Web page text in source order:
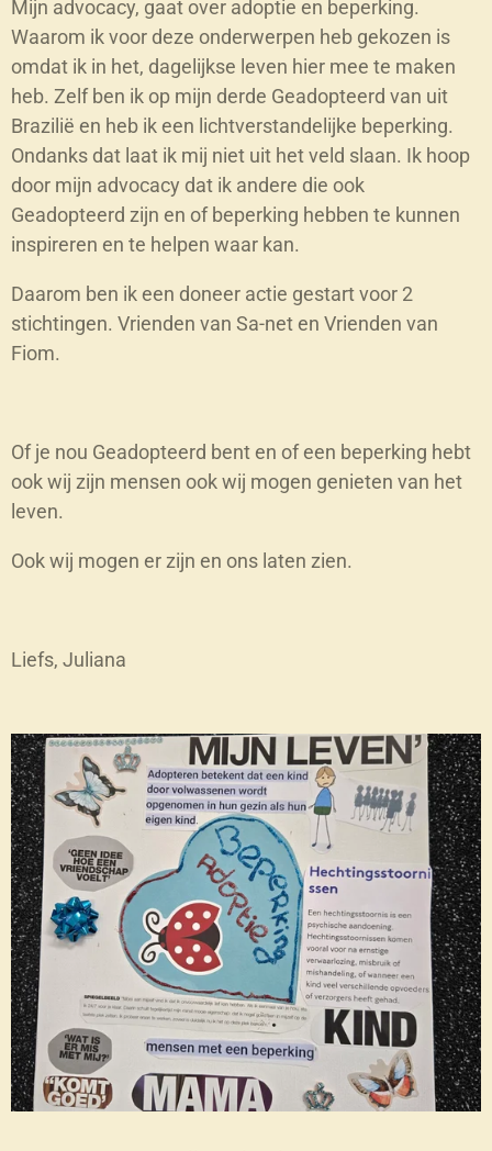
Mijn advocacy, gaat over adoptie en beperking.
Waarom ik voor deze onderwerpen heb gekozen is
omdat ik in het, dagelijkse leven hier mee te maken
heb. Zelf ben ik op mijn derde Geadopteerd van uit
Brazilië en heb ik een lichtverstandelijke beperking.
Ondanks dat laat ik mij niet uit het veld slaan. Ik hoop
door mijn advocacy dat ik andere die ook
Geadopteerd zijn en of beperking hebben te kunnen
inspireren en te helpen waar kan.
Daarom ben ik een doneer actie gestart voor 2
stichtingen. Vrienden van Sa-net en Vrienden van
Fiom.
Of je nou Geadopteerd bent en of een beperking hebt
ook wij zijn mensen ook wij mogen genieten van het
leven.
Ook wij mogen er zijn en ons laten zien.
Liefs, Juliana